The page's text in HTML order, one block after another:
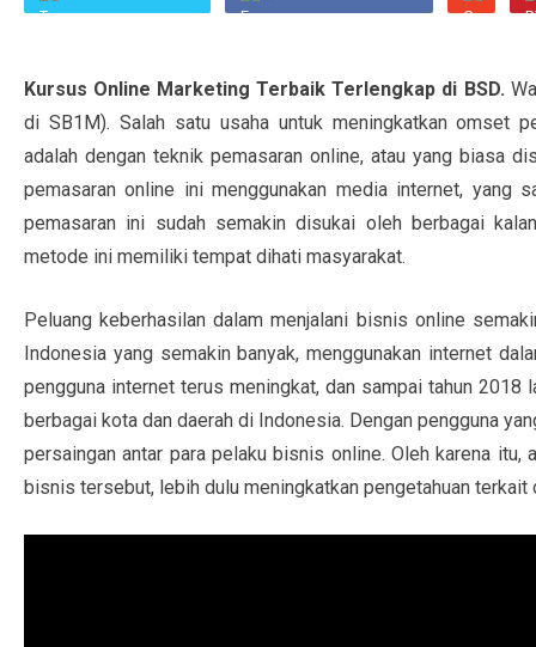
Kursus Online Marketing Terbaik Terlengkap di BSD.
di SB1M). Salah satu usaha untuk meningkatkan omset
adalah dengan teknik pemasaran online, atau yang biasa
pemasaran online ini menggunakan media internet, yang
pemasaran ini sudah semakin disukai oleh berbagai
metode ini memiliki tempat dihati masyarakat.
Peluang keberhasilan dalam menjalani bisnis online
Indonesia yang semakin banyak, menggunakan internet
pengguna internet terus meningkat, dan sampai tahun
berbagai kota dan daerah di Indonesia. Dengan pengguna
persaingan antar para pelaku bisnis online. Oleh karena
bisnis tersebut, lebih dulu meningkatkan pengetahuan